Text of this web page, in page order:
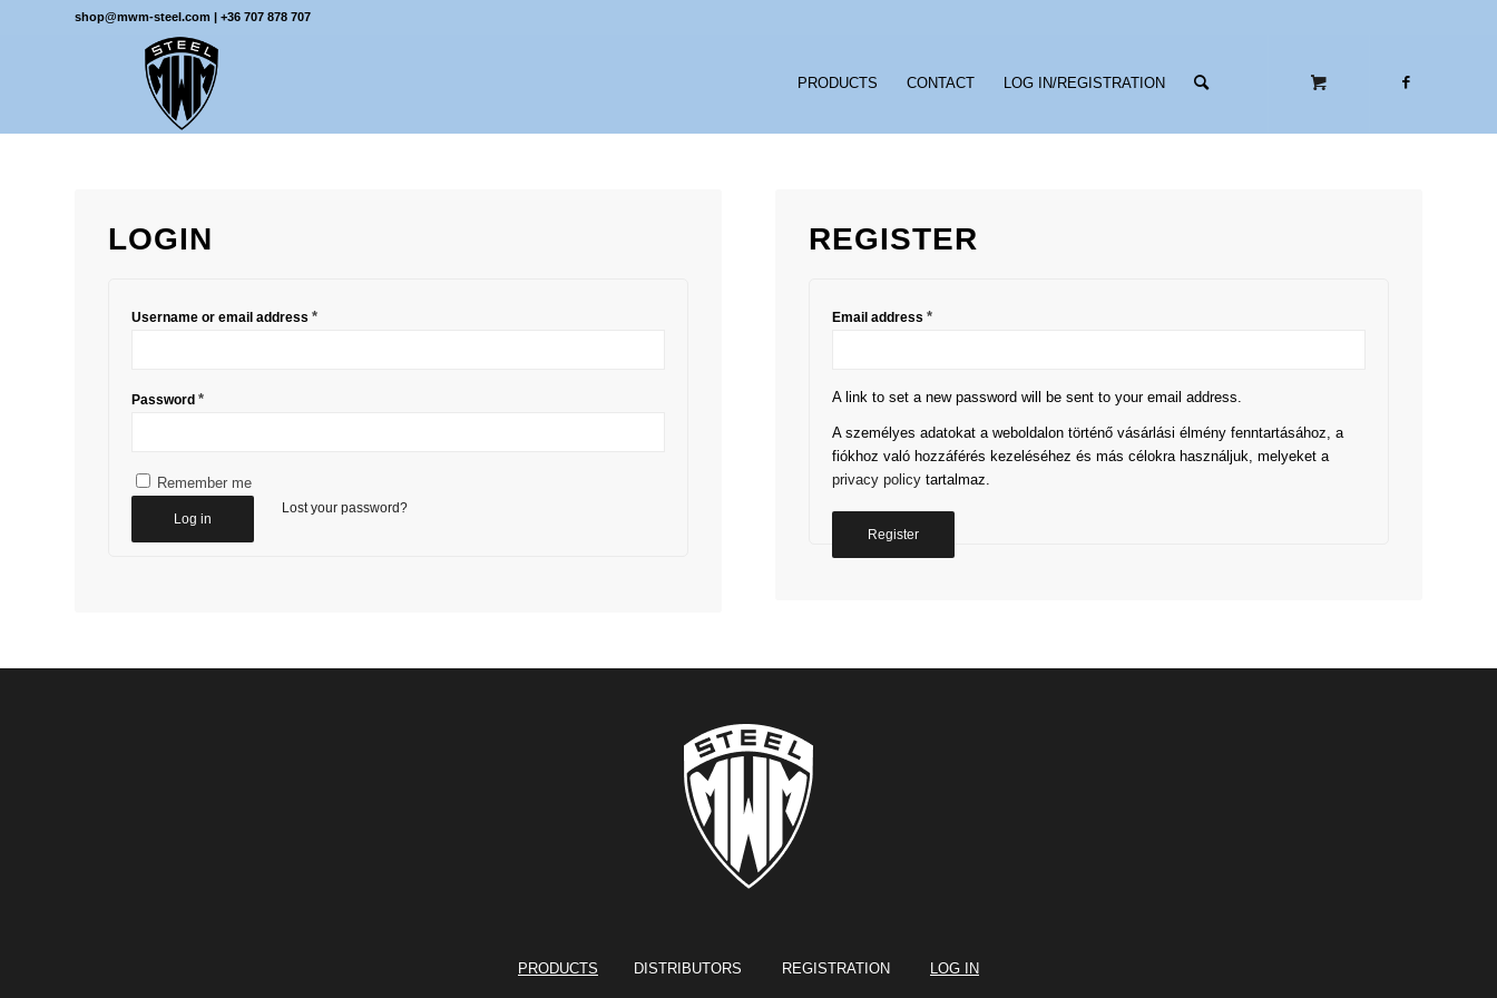
shop@mwm-steel.com | +36 707 878 707
PRODUCTS CONTACT LOG IN/REGISTRATION
LOGIN
Username or email address *
Password *
Remember me
Log in
Lost your password?
REGISTER
Email address*
A link to set a new password will be sent to your email address.
A személyes adatokat a weboldalon történő vásárlási élmény fenntartásához, a
fiókhoz való hozzáférés kezeléséhez és más célokra használjuk, melyeket a
privacy policy tartalmaz.
Register
PRODUCTS DISTRIBUTORS REGISTRATION LOG IN